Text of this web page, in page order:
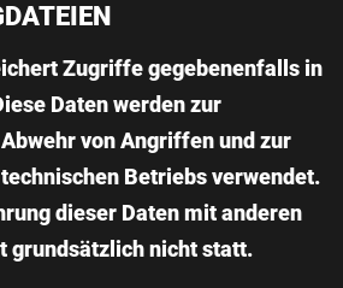
Zugriffe gegebenenfalls in
Daten werden zur
von Angriffen und zur
Betriebs verwendet.
dieser Daten mit anderen
grundsätzlich nicht statt.